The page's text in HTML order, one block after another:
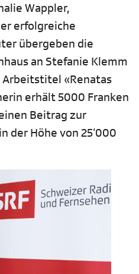
Wappler,
erfolgreiche
übergeben die
an Stefanie Klemm
«Renatas
erhält 5000 Franken
Beitrag zur
der Höhe von 25‘000